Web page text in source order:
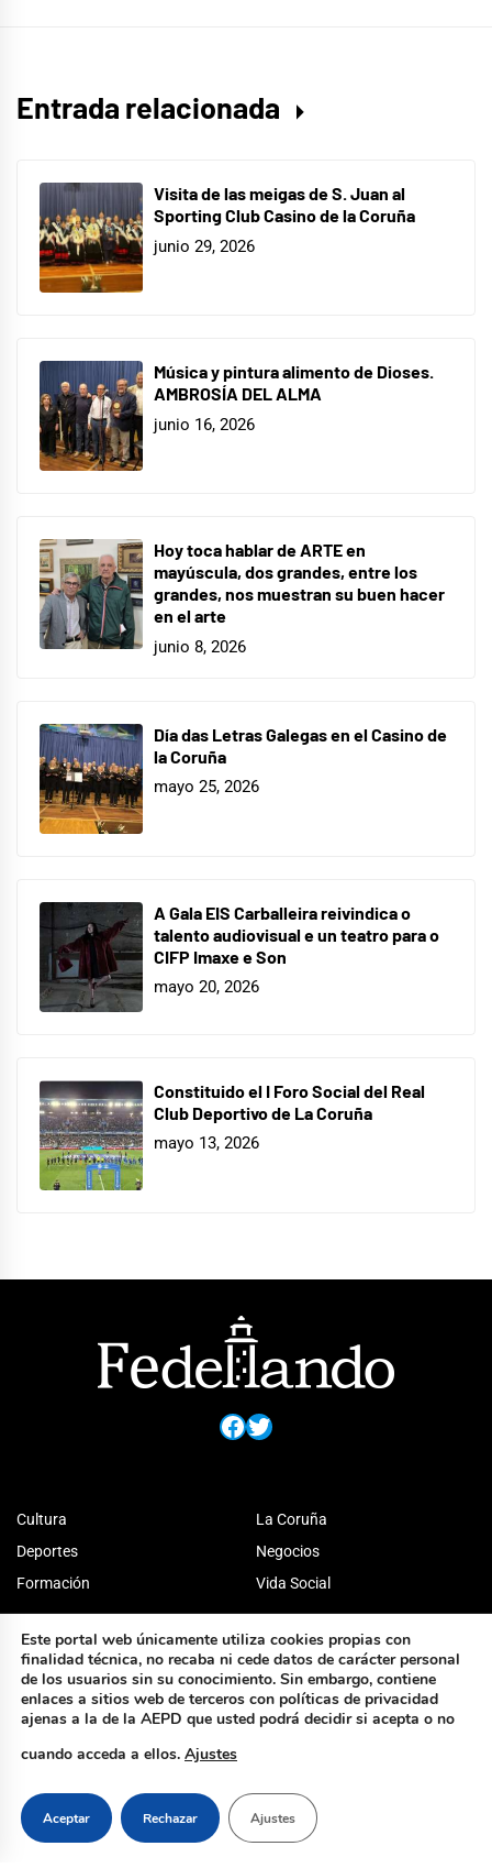
Entrada relacionada
Visita de las meigas de S. Juan al
Sporting Club Casino de la Coruña
junio 29, 2026
Música y pintura alimento de Dioses.
AMBROSÍA DEL ALMA
junio 16, 2026
Hoy toca hablar de ARTE en
mayúscula, dos grandes, entre los
grandes, nos muestran su buen hacer
en el arte
junio 8, 2026
Día das Letras Galegas en el Casino de
la Coruña
mayo 25, 2026
A Gala EIS Carballeira reivindica o
talento audiovisual e un teatro para o
CIFP Imaxe e Son
mayo 20, 2026
Constituido el I Foro Social del Real
Club Deportivo de La Coruña
mayo 13, 2026
Facebook
Twitter
Cultura
Deportes
Formación
La Coruña
Negocios
Vida Social
Este portal web únicamente utiliza cookies propias con
finalidad técnica, no recaba ni cede datos de carácter personal
de los usuarios sin su conocimiento. Sin embargo, contiene
enlaces a sitios web de terceros con políticas de privacidad
ajenas a la de la AEPD que usted podrá decidir si acepta o no
cuando acceda a ellos. Ajustes
Aceptar Rechazar Ajustes